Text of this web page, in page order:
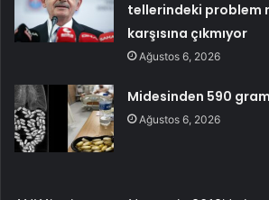
tellerindeki problem
karşısına çıkmıyor
Ağustos 6, 2026
Midesinden 590
Ağustos 6, 2026